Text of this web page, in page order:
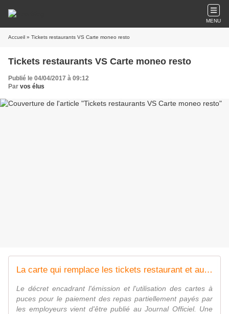
MENU
Accueil » Tickets restaurants VS Carte moneo resto
Tickets restaurants VS Carte moneo resto
Publié le 04/04/2017 à 09:12
Par vos élus
La carte qui remplace les tickets restaurant et autres chèques déjeuner est-elle une arnaque ?
Le décret encadrant l'émission et l'utilisation des cartes à
puces pour le paiement des repas partiellement payés par
les employeurs vient d'être publié au Journal Officiel. Une